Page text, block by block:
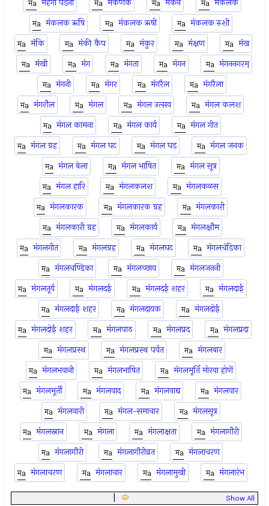
मँहगा पड़ना मंकणक मंकन
मंकलक
मंकलक ऋषि
मंकलक ऋषी
मंकलक रुशी
मंकि
मंकी कैप मंकुर मंक्षण
मंख
मंखी
मंग मंगता मंगन
मंगननगरम्
मंगनी
मंगर मंगरैल
मंगरैला
मंगरौल
मंगल मंगल उत्सव
मंगल कलश
मंगल कामना
मंगल कार्य
मंगल गीत
मंगल ग्रह
मंगल घट मंगल घड
मंगल जनक
मंगल बेला
मंगल भाषित
मंगल सूत्र
मंगल हारि
मंगलकलश
मंगलकळस
मंगलकारक
मंगलकारक ग्रह
मंगलकारी
मंगलकारी ग्रह
मंगलकार्य
मंगलक्षौम
मंगलगीत
मंगलग्रह मंगलघट
मंगलचंडिका
मंगलचण्डिका
मंगलच्छाय
मंगलजननी
मंगलतूर्य
मंगलदई मंगलदई शहर
मंगलदाई
मंगलदाई शहर
मंगलदायक
मंगलदोई
मंगलदोई शहर
मंगलपाठ मंगलप्रद
मंगलप्रदा
मंगलप्रस्थ
मंगलप्रस्थ पर्वत
मंगलबार
मंगलभवानी
मंगलभाषित
मंगलमूर्ति मोरया होणें
मंगलमूर्ती
मंगलवाद मंगलवाद्य
मंगलवार
मंगलवारी
मंगल-समाचार
मंगलसूत्र
मंगलस्नान
मंगला मंगलाक्षता
मंगलागौरी
मंगलागौरी
मंगलागौरीव्रत
मंगलाचरण
मंगलाचरण
मंगलाचार मंगलामुखी
मंगलारंभ
Show All